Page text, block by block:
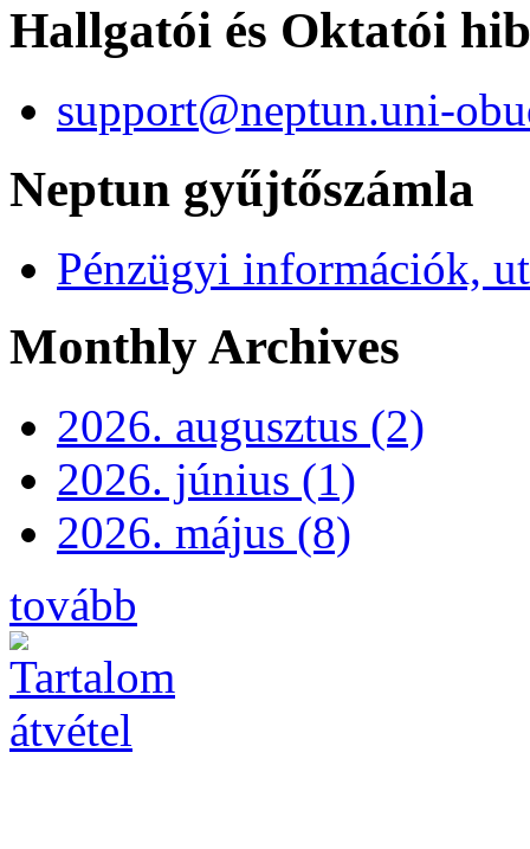
Hallgatói és Oktatói
support@neptun.uni-
Neptun gyűjtőszámla
Pénzügyi információk,
Monthly Archives
2026. augusztus (2)
2026. június (1)
2026. május (8)
tovább